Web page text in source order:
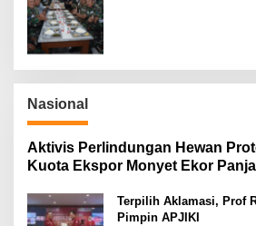
Nasional
Aktivis Perlindungan Hewan
Kuota Ekspor Monyet Ekor
Terpilih Aklamasi, Prof
Pimpin APJIKI